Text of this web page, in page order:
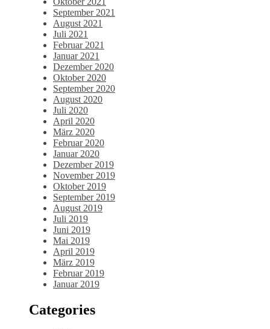
September 2021
August 2021
Juli 2021
Februar 2021
Januar 2021
Dezember 2020
Oktober 2020
September 2020
August 2020
Juli 2020
April 2020
März 2020
Februar 2020
Januar 2020
Dezember 2019
November 2019
Oktober 2019
September 2019
August 2019
Juli 2019
Juni 2019
Mai 2019
April 2019
März 2019
Februar 2019
Januar 2019
Categories